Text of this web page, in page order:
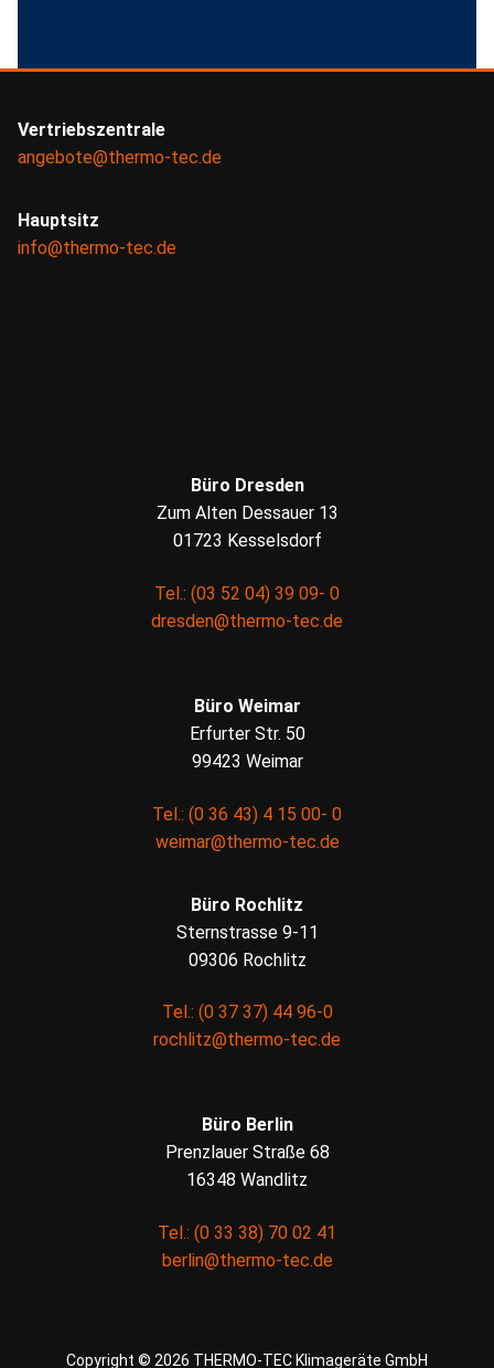
Vertriebszentrale
angebote@thermo-tec.de
Hauptsitz
info@thermo-tec.de
Büro Dresden
Zum Alten Dessauer 13
01723 Kesselsdorf
Tel.: (03 52 04) 39 09- 0
dresden@thermo-tec.de
Büro Weimar
Erfurter Str. 50
99423 Weimar
Tel.: (0 36 43) 4 15 00- 0
weimar@thermo-tec.de
Büro Rochlitz
Sternstrasse 9-11
09306 Rochlitz
Tel.: (0 37 37) 44 96-0
rochlitz@thermo-tec.de
Büro Berlin
Prenzlauer Straße 68
16348 Wandlitz
Tel.: (0 33 38) 70 02 41
berlin@thermo-tec.de
Copyright © 2026 THERMO-TEC Klimageräte GmbH